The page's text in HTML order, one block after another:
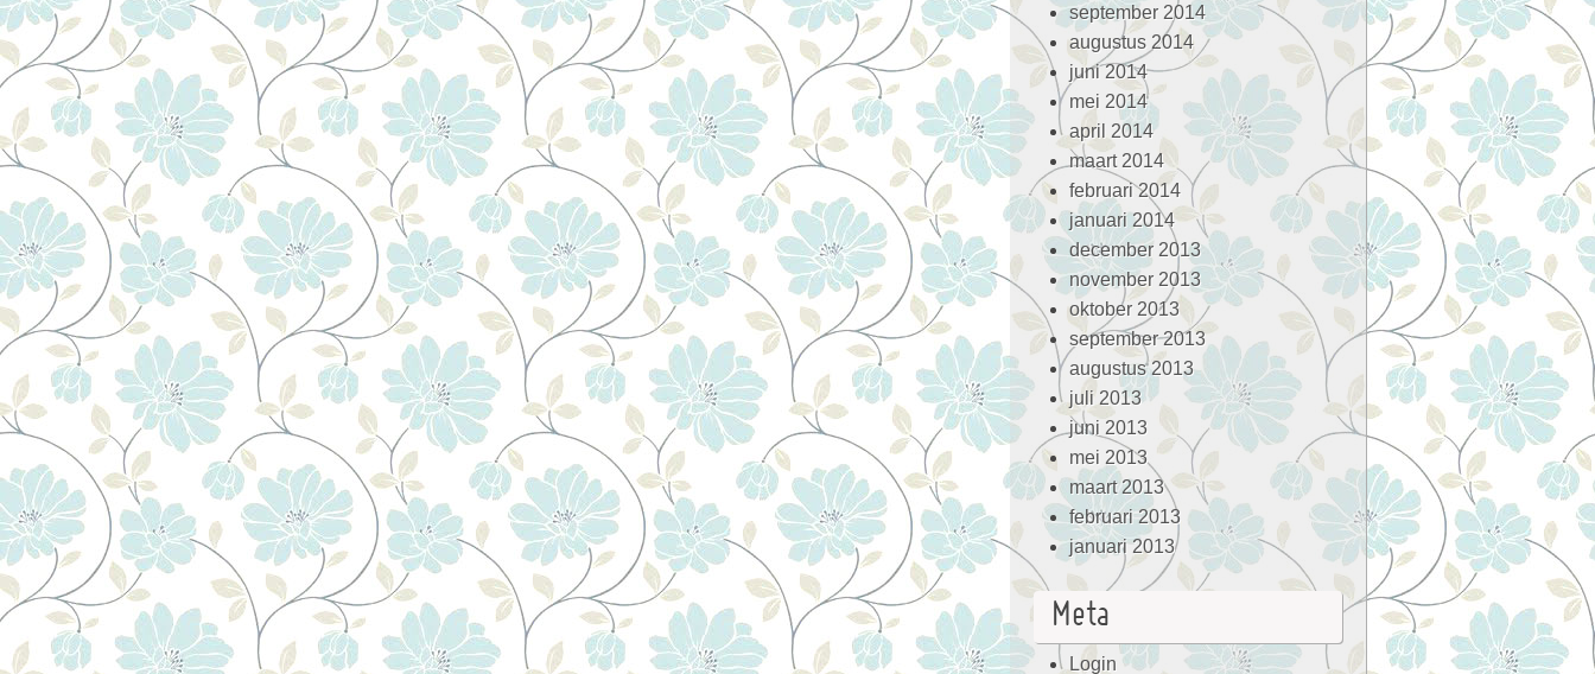
september 2014
augustus 2014
juni 2014
mei 2014
april 2014
maart 2014
februari 2014
januari 2014
december 2013
november 2013
oktober 2013
september 2013
augustus 2013
juli 2013
juni 2013
mei 2013
maart 2013
februari 2013
januari 2013
Meta
Login